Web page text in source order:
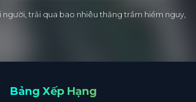
trải qua bao nhiêu thăng trầm hiểm nguy,
Bảng Xếp Hạng